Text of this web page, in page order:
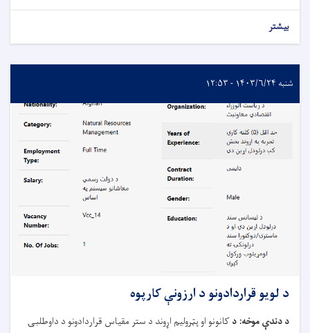
بیشتر
شنبه ۱۴۰۳/۶/۲۴ - ۱۲:۵۳
د لویو قراردادونو د ارزونې کارپوه
د دندې موخه: دکانونو او پټروليم اړوند د ستر مقياس قراردادونو د داوطلبۍ